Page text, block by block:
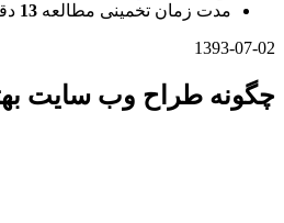
مدت زمان تخمینی مطالعه 13
1393-07-02
چگونه طراح وب سایت